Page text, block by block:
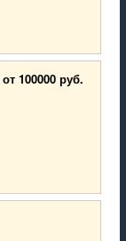
от 100000 руб.